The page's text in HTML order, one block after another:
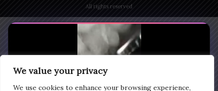
We value your privacy
We use cookies to enhance your browsing experience,
All rights reserved